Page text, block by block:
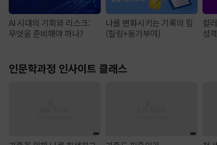
AI 시대의 기회와 리스크:
무엇을 준비해야 하나?
나를 변화시키는 기록의 힘
(힐링+동기부여)
컬
성격
인문학과정 인사이트 클래스